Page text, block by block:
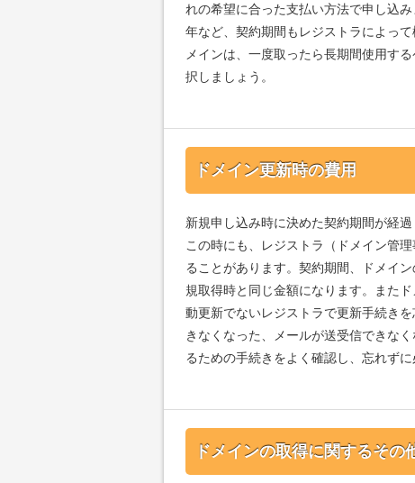
れの希望に合った支払い方法で申し込
年など、契約期間もレジストラによっ
メインは、一度取ったら長期間使用す
択しましょう。
ドメイン更新時の費用
新規申し込み時に決めた契約期間が経
この時にも、レジストラ（ドメイン管
ることがあります。契約期間、ドメイ
規取得時と同じ金額になります。また
動更新でないレジストラで更新手続き
きなくなった、メールが送受信できな
るための手続きをよく確認し、忘れず
ドメインの取得に関するその